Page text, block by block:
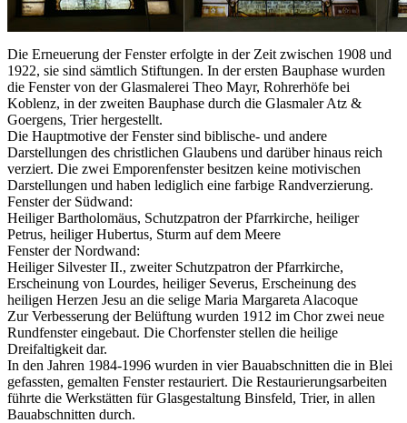
Die Erneuerung der Fenster erfolgte in der Zeit zwischen 1908 und
1922, sie sind sämtlich Stiftungen. In der ersten Bauphase wurden
die Fenster von der Glasmalerei Theo Mayr, Rohrerhöfe bei
Koblenz, in der zweiten Bauphase durch die Glasmaler Atz &
Goergens, Trier hergestellt.
Die Hauptmotive der Fenster sind biblische- und andere
Darstellungen des christlichen Glaubens und darüber hinaus reich
verziert. Die zwei Emporenfenster besitzen keine motivischen
Darstellungen und haben lediglich eine farbige Randverzierung.
Fenster der Südwand:
Heiliger Bartholomäus, Schutzpatron der Pfarrkirche, heiliger
Petrus, heiliger Hubertus, Sturm auf dem Meere
Fenster der Nordwand:
Heiliger Silvester II., zweiter Schutzpatron der Pfarrkirche,
Erscheinung von Lourdes, heiliger Severus, Erscheinung des
heiligen Herzen Jesu an die selige Maria Margareta Alacoque
Zur Verbesserung der Belüftung wurden 1912 im Chor zwei neue
Rundfenster eingebaut. Die Chorfenster stellen die heilige
Dreifaltigkeit dar.
In den Jahren 1984-1996 wurden in vier Bauabschnitten die in Blei
gefassten, gemalten Fenster restauriert. Die Restaurierungsarbeiten
führte die Werkstätten für Glasgestaltung Binsfeld, Trier, in allen
Bauabschnitten durch.